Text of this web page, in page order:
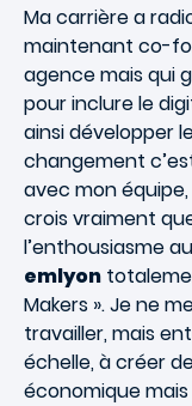
Ma carrière a
maintenant co-
agence mais qui
pour inclure le
ainsi développer
changement
avec mon
crois vraiment
l’enthousiasme
emlyon
Makers ». Je ne
travailler, mais
échelle, à créer
économique